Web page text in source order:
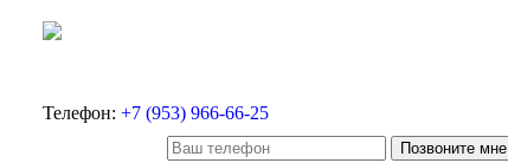
Телефон: +7 (953) 966-66-25
Позвоните мне